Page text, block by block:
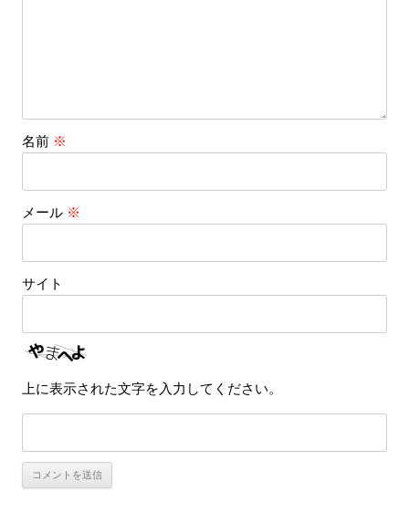
名前 ※
メール ※
サイト
上に表示された文字を入力してください。